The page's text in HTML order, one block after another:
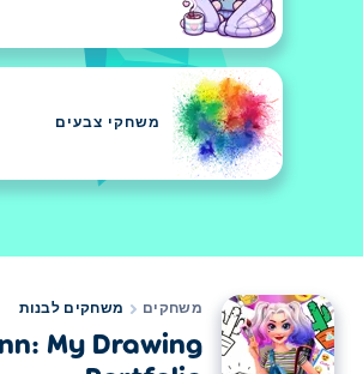
משחקי צבעים
משחקים משחקים לבנות
My Drawing